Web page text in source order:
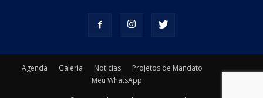
Agenda Galeria Notícias
Projetos de Mandato
Meu WhatsApp